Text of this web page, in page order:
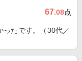
67.08点
ったです。（30代／